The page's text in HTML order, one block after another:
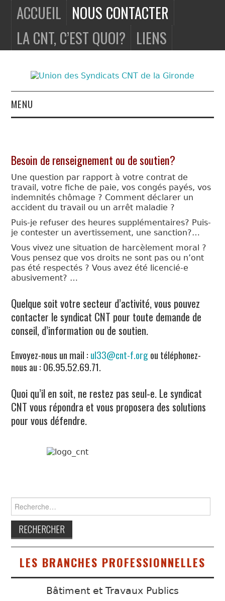
ACCUEIL NOUS CONTACTER
LA CNT, C’EST QUOI? LIENS
MENU
NOUS
CONTACTER
LA CNT, C’EST
QUOI?
LIENS
Besoin de renseignement ou de soutien?
Une question par rapport à votre contrat de
travail, votre fiche de paie, vos congés payés, vos
indemnités chômage ? Comment déclarer un
accident du travail ou un arrêt maladie ?
Puis-je refuser des heures supplémentaires? Puis-
je contester un avertissement, une sanction?…
Vous vivez une situation de harcèlement moral ?
Vous pensez que vos droits ne sont pas ou n’ont
pas été respectés ? Vous avez été licencié-e
abusivement? …
Quelque soit votre secteur d’activité, vous pouvez
contacter le syndicat CNT pour toute demande de
conseil, d’information ou de soutien.
Envoyez-nous un mail : ul33@cnt-f.orgou téléphonez-
nous au : 06.95.52.69.71.
Quoi qu’il en soit, ne restez pas seul-e. Le syndicat
CNT vous répondra et vous proposera des solutions
pour vous défendre.
LES BRANCHES PROFESSIONNELLES
Bâtiment et Travaux Publics